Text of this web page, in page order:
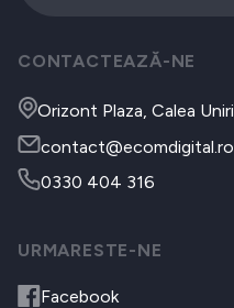
CONTACTEAZĂ-NE
Orizont Plaza, Calea
contact@ecomdigital.ro
0330 404 316
URMARESTE-NE
Facebook